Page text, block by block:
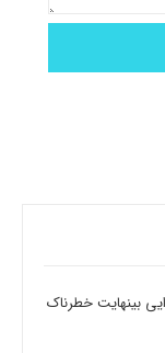
این 8 ماده غذایی بینهایت خطرناک